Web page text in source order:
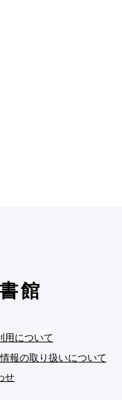
館
用について
報の取り扱いについて
せ